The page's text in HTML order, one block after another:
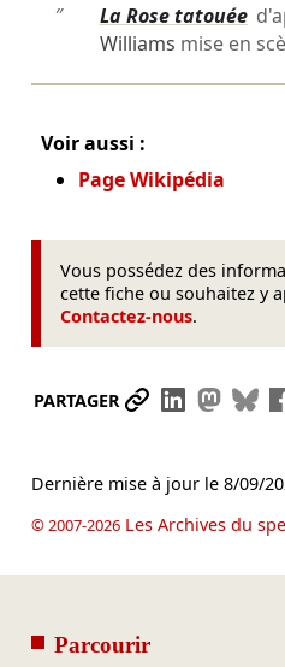
″
La Rose tatouée
Williams mise en
Voir aussi :
Page Wikipédia
Vous possédez des
cette fiche ou souhaitez y
Contactez-nous.
PARTAGER Partager le
Partager
Dernière mise à jour le 8/09/
© 2007-2026Les Archives du
Parcourir